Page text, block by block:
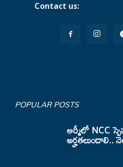
Contact us:
POPULAR POSTS
ఆర్మీలో NCC
అర్హతలుండాలి..